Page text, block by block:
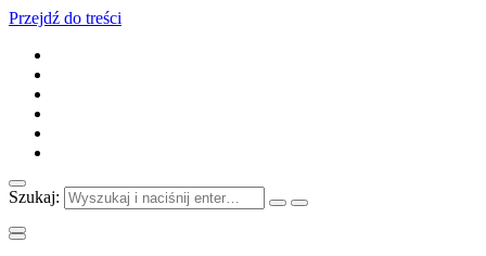
Przejdź do treści
Szukaj: